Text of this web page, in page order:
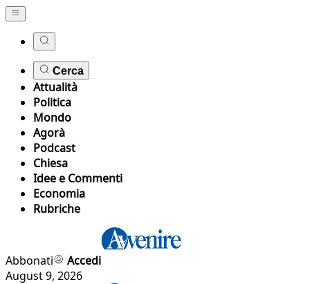
Cerca
Attualità
Politica
Mondo
Agorà
Podcast
Chiesa
Idee e Commenti
Economia
Rubriche
Abbonati
Accedi
August 9, 2026